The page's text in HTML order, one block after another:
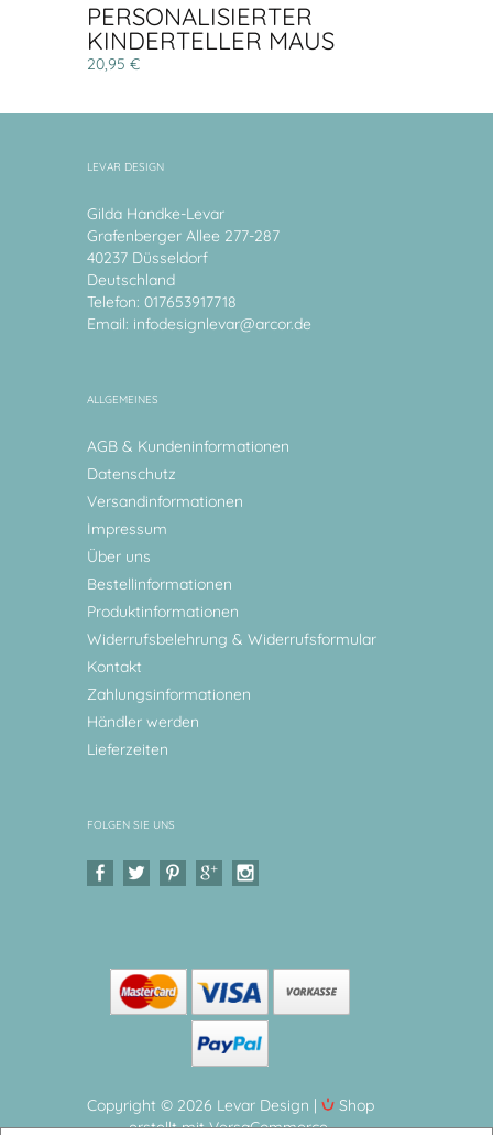
PERSONALISIERTER
KINDERTELLER MAUS
20,95 €
LEVAR DESIGN
Gilda Handke-Levar
Grafenberger Allee 277-287
40237 Düsseldorf
Deutschland
Telefon: 017653917718
Email: infodesignlevar@arcor.de
ALLGEMEINES
AGB & Kundeninformationen
Datenschutz
Versandinformationen
Impressum
Über uns
Bestellinformationen
Produktinformationen
Widerrufsbelehrung & Widerrufsformular
Kontakt
Zahlungsinformationen
Händler werden
Lieferzeiten
FOLGEN SIE UNS
Copyright © 2026 Levar Design |
Shop
erstellt mit VersaCommerce.